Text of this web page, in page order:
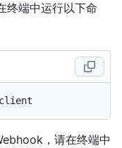
终端中运行以下命
，请在终端中